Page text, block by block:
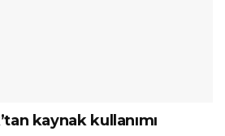
kaynak kullanımı